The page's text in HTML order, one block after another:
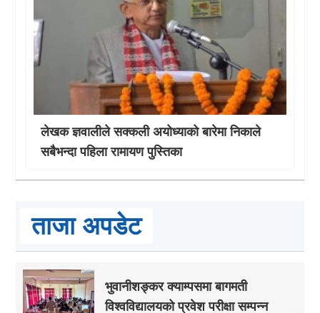
लेखक ज्ञवालीले सक्कली अयोध्याको बारेमा निकाले
सबैभन्दा पहिला रामायण पुस्तिका
ताजा अपडेट
भुवानीशङ्कर क्याम्पसमा बागमती
विश्वविद्यालयको प्रवेश परीक्षा सम्पन्न